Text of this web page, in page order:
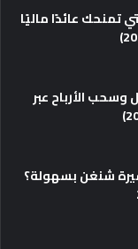
تمنحك عائدًا ماليًا
وسحب الأرباح عبر
شنغن بسهولة؟